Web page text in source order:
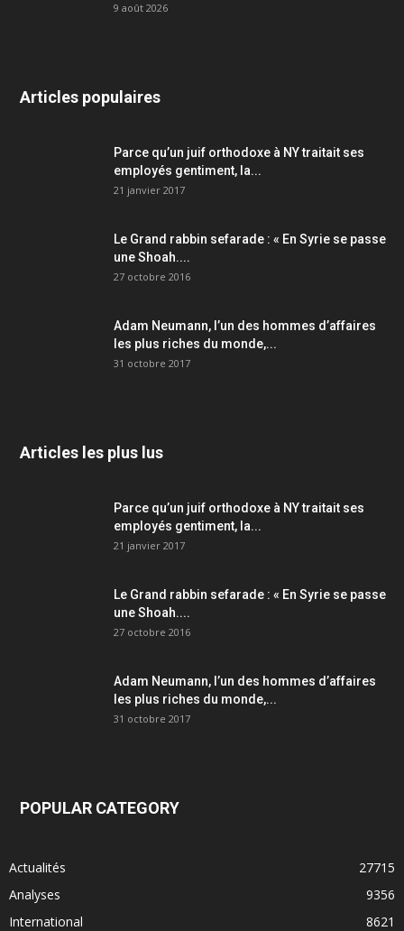
9 août 2026
Articles populaires
Parce qu’un juif orthodoxe à NY traitait ses
employés gentiment, la...
21 janvier 2017
Le Grand rabbin sefarade : « En Syrie se passe
une Shoah....
27 octobre 2016
Adam Neumann, l’un des hommes d’affaires
les plus riches du monde,...
31 octobre 2017
Articles les plus lus
Parce qu’un juif orthodoxe à NY traitait ses
employés gentiment, la...
21 janvier 2017
Le Grand rabbin sefarade : « En Syrie se passe
une Shoah....
27 octobre 2016
Adam Neumann, l’un des hommes d’affaires
les plus riches du monde,...
31 octobre 2017
POPULAR CATEGORY
Actualités
27715
Analyses
9356
International
8621